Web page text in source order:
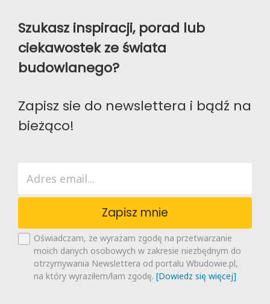
Szukasz inspiracji, porad lub
ciekawostek ze świata
budowlanego?
Zapisz sie do newslettera i bądź na
bieżąco!
Zapisz mnie
Oświadczam, że wyrażam zgodę na przetwarzanie
moich danych osobowych w zakresie niezbędnym do
otrzymywania Newslettera od portalu Wbudowie.pl,
na który wyraziłem/łam zgodę. [Dowiedz się więcej]